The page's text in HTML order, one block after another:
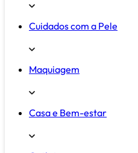
Cuidados com a Pele
Maquiagem
Casa e Bem-estar